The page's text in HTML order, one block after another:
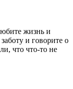
жизнь и
и говорите о
что что-то не